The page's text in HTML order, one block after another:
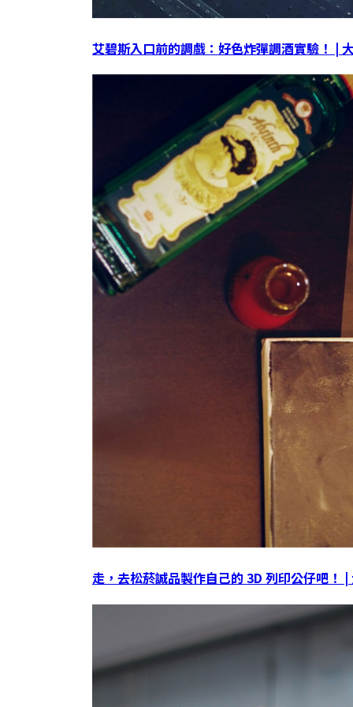
艾碧斯入口前的調戲：好色炸彈調酒實驗！ |
走，去松菸誠品製作自己的 3D 列印公仔吧！ |